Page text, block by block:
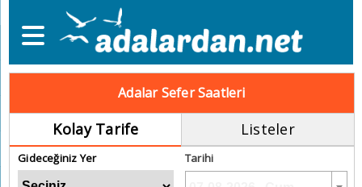
Adalar Sefer Saatleri
Kolay Tarife Listeler
Gideceğiniz Yer Tarihi